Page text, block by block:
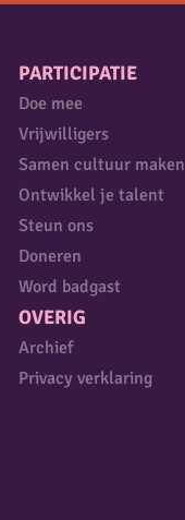
PARTICIPATIE
Doe mee
Vrijwilligers
Samen cultuur maken
Ontwikkel je talent
Steun ons
Doneren
Word badgast
OVERIG
Archief
Privacy verklaring